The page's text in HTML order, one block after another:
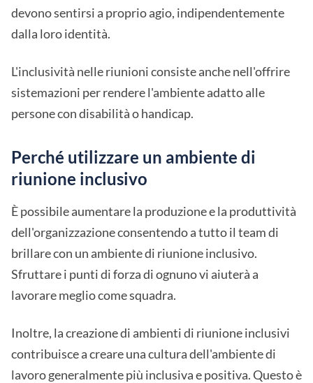
devono sentirsi a proprio agio, indipendentemente
dalla loro identità.
L'inclusività nelle riunioni consiste anche nell'offrire
sistemazioni per rendere l'ambiente adatto alle
persone con disabilità o handicap.
Perché utilizzare un ambiente di
riunione inclusivo
È possibile aumentare la produzione e la produttività
dell'organizzazione consentendo a tutto il team di
brillare con un ambiente di riunione inclusivo.
Sfruttare i punti di forza di ognuno vi aiuterà a
lavorare meglio come squadra.
Inoltre, la creazione di ambienti di riunione inclusivi
contribuisce a creare una cultura dell'ambiente di
lavoro generalmente più inclusiva e positiva. Questo è